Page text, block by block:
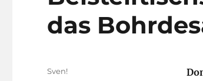
das
Autor
Sven!